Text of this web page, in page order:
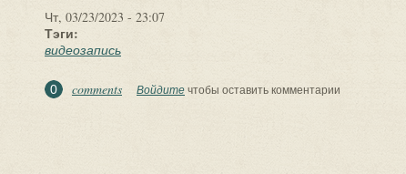
Чт, 03/23/2023 - 23:07
Тэги:
видеозапись
0 comments Войдитечтобы оставить комментарии